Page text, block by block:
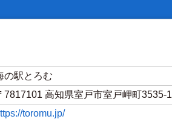
の駅とろむ
7817101 高知県室戸市室戸岬町3535-1
toromu.jp/